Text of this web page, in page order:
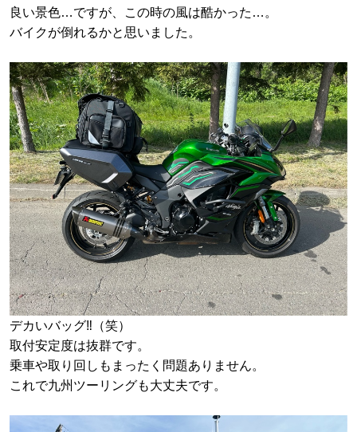
良い景色…ですが、この時の風は酷かった…。
バイクが倒れるかと思いました。
デカいバッグ‼️（笑）
取付安定度は抜群です。
乗車や取り回しもまったく問題ありません。
これで九州ツーリングも大丈夫です。